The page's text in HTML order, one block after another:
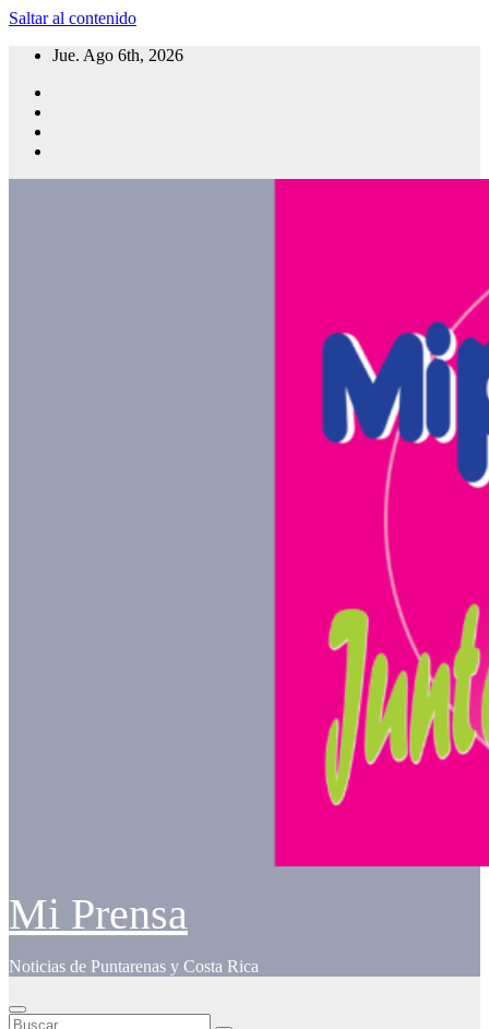
Saltar al contenido
Jue. Ago 6th, 2026
Mi Prensa
Noticias de Puntarenas y Costa Rica